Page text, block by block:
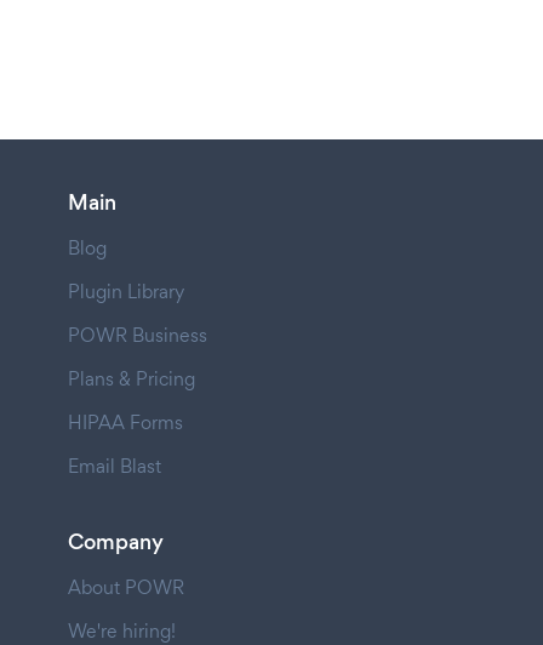
Main
Blog
Plugin Library
POWR Business
Plans & Pricing
HIPAA Forms
Email Blast
Company
About POWR
We're hiring!